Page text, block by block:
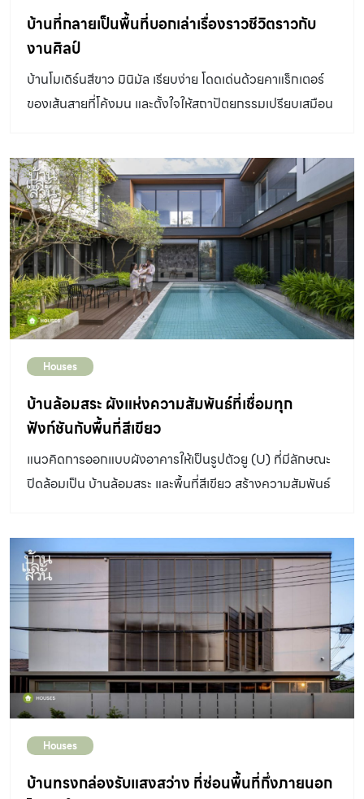
บ้านที่กลายเป็นพื้นที่บอกเล่าเรื่องราวชีวิตราวกับ
งานศิลป์
บ้านโมเดิร์นสีขาว มินิมัล เรียบง่าย โดดเด่นด้วยคาแร็กเตอร์
ของเส้นสายที่โค้งมน และตั้งใจให้สถาปัตยกรรมเปรียบเสมือน
Houses
บ้านล้อมสระ ผังแห่งความสัมพันธ์ที่เชื่อมทุก
ฟังก์ชันกับพื้นที่สีเขียว
แนวคิดการออกแบบผังอาคารให้เป็นรูปตัวยู (U) ที่มีลักษณะ
ปิดล้อมเป็น บ้านล้อมสระ และพื้นที่สีเขียว สร้างความสัมพันธ์
Houses
บ้านทรงกล่องรับแสงสว่าง ที่ซ่อนพื้นที่กึ่งภายนอก